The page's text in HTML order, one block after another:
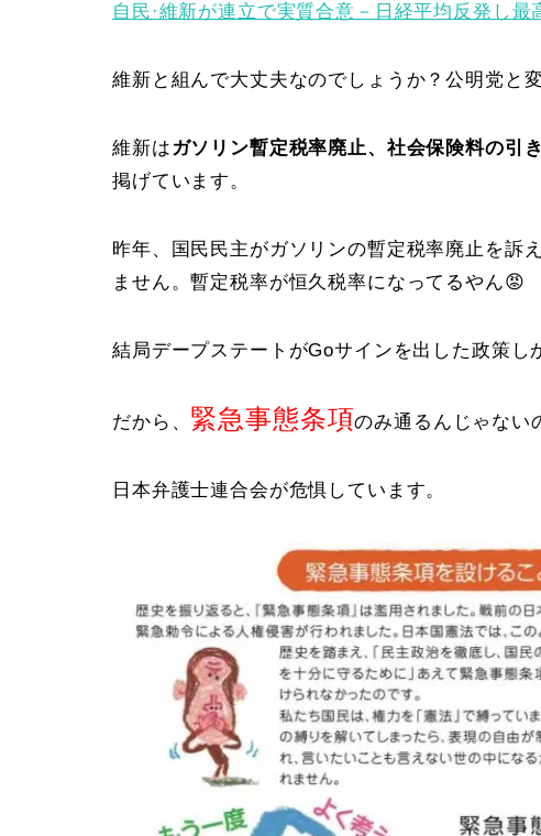
自民·維新が連立で実質合意－日経平均反発し最
維新と組んで大丈夫なのでしょうか？公明党と
維新はガソリン暫定税率廃止、社会保険料の引
掲げています。
昨年、国民民主がガソリンの暫定税率廃止を訴
ません。暫定税率が恒久税率になってるやん😡
結局デープステートがGoサインを出した政策し
だから、 緊急事態条項のみ通るんじゃない
日本弁護士連合会が危惧しています。